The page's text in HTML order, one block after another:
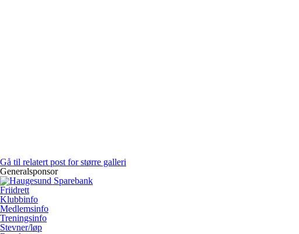
Gå til relatert post for større galleri
Generalsponsor
Friidrett
Klubbinfo
Medlemsinfo
Treningsinfo
Stevner/løp